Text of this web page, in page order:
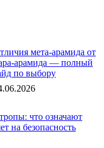
мета-арамида от
арамида — полный
по выбору
что означают
на безопасность